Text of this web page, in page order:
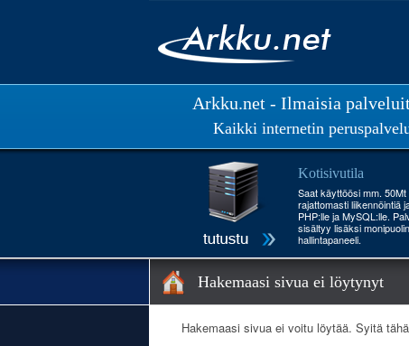
Arkku.net - Ilmaisia
Kaikki internetin
Kotisivutila
Saat käyttöösi mm. 50Mt
rajattomasti liikennöintiä
PHP:lle ja MySQL:lle.
sisältyy lisäksi
hallintapaneeli.
Hakemaasi sivua ei löytynyt
Hakemaasi sivua ei voitu löytää. Syitä